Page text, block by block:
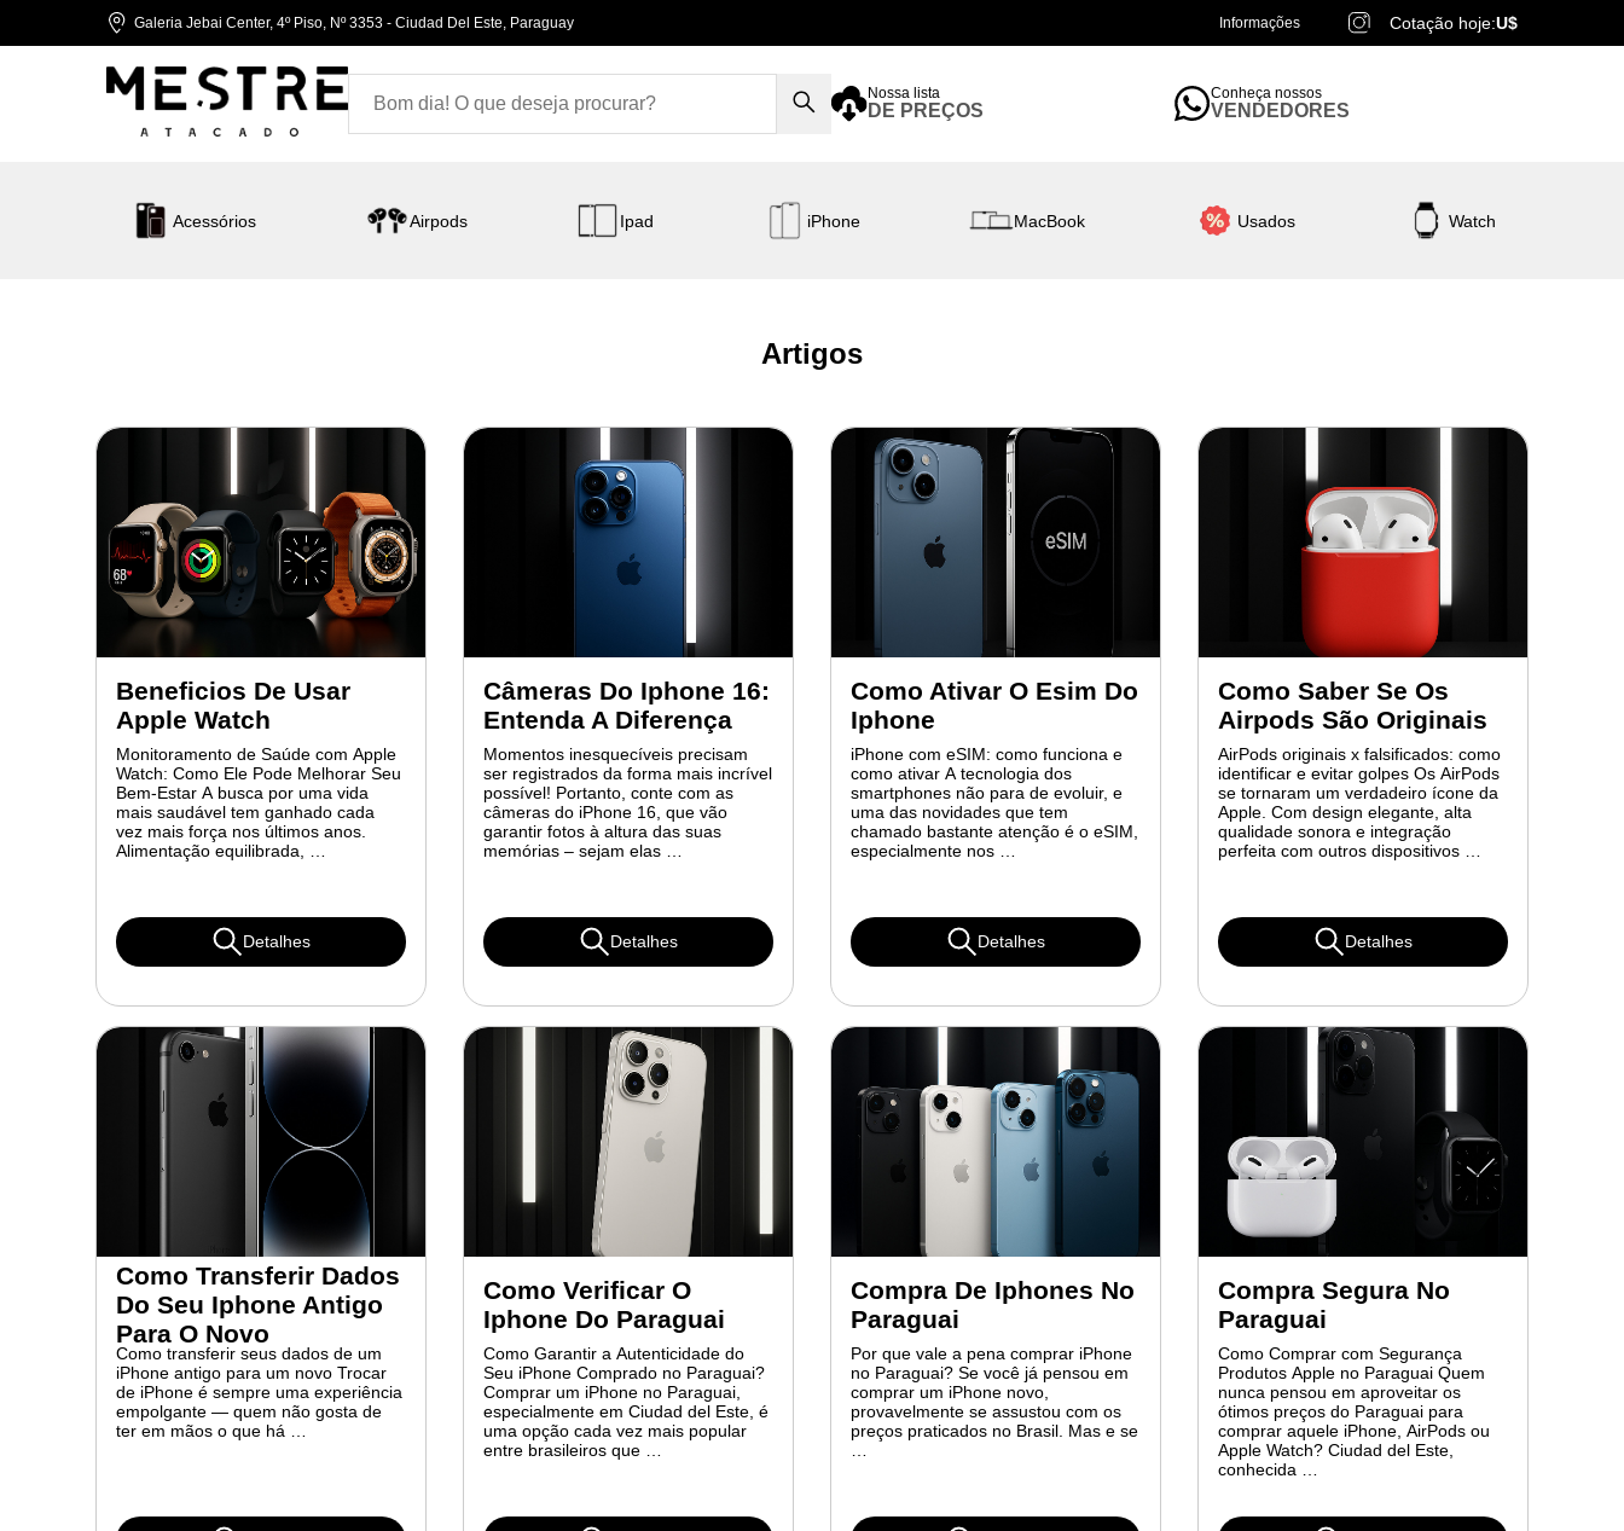
Galeria Jebai Center, 4º Piso, Nº 3353 - Ciudad Del Este, Paraguay Informações Cotação hoje:U$
Nossa lista
DE PREÇOS
Conheça nossos
VENDEDORES
Acessórios Airpods Ipad iPhone MacBook Usados Watch
Artigos
Beneficios De Usar
Apple Watch
Monitoramento de Saúde com Apple
Watch: Como Ele Pode Melhorar Seu
Bem-Estar A busca por uma vida
mais saudável tem ganhado cada
vez mais força nos últimos anos.
Alimentação equilibrada, …
Detalhes
Câmeras Do Iphone 16:
Entenda A Diferença
Momentos inesquecíveis precisam
ser registrados da forma mais incrível
possível! Portanto, conte com as
câmeras do iPhone 16, que vão
garantir fotos à altura das suas
memórias – sejam elas …
Detalhes
Como Ativar O Esim Do
Iphone
iPhone com eSIM: como funciona e
como ativar A tecnologia dos
smartphones não para de evoluir, e
uma das novidades que tem
chamado bastante atenção é o eSIM,
especialmente nos …
Detalhes
Como Saber Se Os
Airpods São Originais
AirPods originais x falsificados: como
identificar e evitar golpes Os AirPods
se tornaram um verdadeiro ícone da
Apple. Com design elegante, alta
qualidade sonora e integração
perfeita com outros dispositivos …
Detalhes
Como Transferir Dados
Do Seu Iphone Antigo
Para O Novo
Como transferir seus dados de um
iPhone antigo para um novo Trocar
de iPhone é sempre uma experiência
empolgante — quem não gosta de
ter em mãos o que há …
Como Verificar O
Iphone Do Paraguai
Como Garantir a Autenticidade do
Seu iPhone Comprado no Paraguai?
Comprar um iPhone no Paraguai,
especialmente em Ciudad del Este, é
uma opção cada vez mais popular
entre brasileiros que …
Compra De Iphones No
Paraguai
Por que vale a pena comprar iPhone
no Paraguai? Se você já pensou em
comprar um iPhone novo,
provavelmente se assustou com os
preços praticados no Brasil. Mas e se
Compra Segura No
Paraguai
Como Comprar com Segurança
Produtos Apple no Paraguai Quem
nunca pensou em aproveitar os
ótimos preços do Paraguai para
comprar aquele iPhone, AirPods ou
Apple Watch? Ciudad del Este,
conhecida …